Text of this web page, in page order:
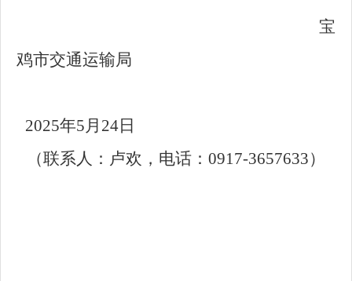
宝
鸡市交通运输局
2025年5月24日
（联系人：卢欢，电话：0917-3657633）